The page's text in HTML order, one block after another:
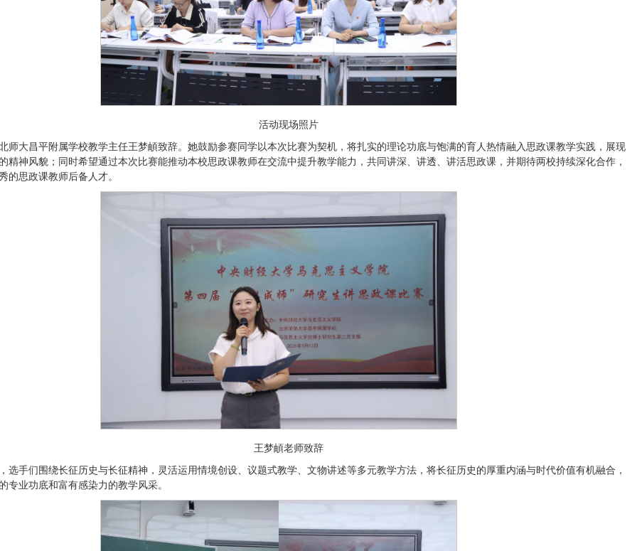
活动现场照片
师大昌平附属学校教学主任王梦頔致辞。她鼓励参赛同学以本次比赛为契机，将扎实的理论功底与饱满的育人热情融入思政课教学实践，展现
精神风貌；同时希望通过本次比赛能推动本校思政课教师在交流中提升教学能力，共同讲深、讲透、讲活思政课，并期待两校持续深化合作，
的思政课教师后备人才。
王梦頔老师致辞
选手们围绕长征历史与长征精神，灵活运用情境创设、议题式教学、文物讲述等多元教学方法，将长征历史的厚重内涵与时代价值有机融合，
专业功底和富有感染力的教学风采。